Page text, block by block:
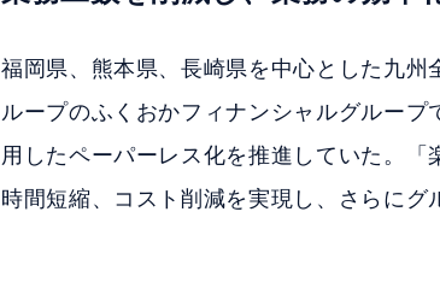
福岡県、熊本県、長崎県を中心とした九
ループのふくおかフィナンシャルグルー
用したペーパーレス化を推進していた。
時間短縮、コスト削減を実現し、さらにグ